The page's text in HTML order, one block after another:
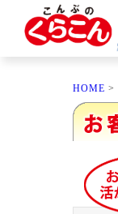
HOME >